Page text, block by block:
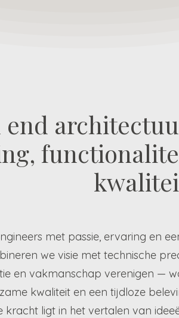
met passie, ervaring en
we visie met technische
en vakmanschap verenigen —
kwaliteit en een tijdloze
kracht ligt in het vertalen van